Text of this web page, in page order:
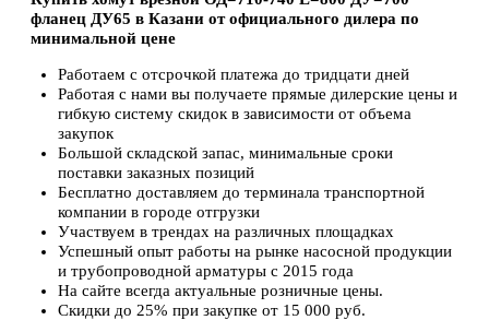
фланец ДУ65 в Казани от официального дилера по
минимальной цене
Работаем с отсрочкой платежа до тридцати дней
Работая с нами вы получаете прямые дилерские цены и
гибкую систему скидок в зависимости от объема
закупок
Большой складской запас, минимальные сроки
поставки заказных позиций
Бесплатно доставляем до терминала транспортной
компании в городе отгрузки
Участвуем в трендах на различных площадках
Успешный опыт работы на рынке насосной продукции
и трубопроводной арматуры с 2015 года
На сайте всегда актуальные розничные цены.
Скидки до 25% при закупке от 15 000 руб.